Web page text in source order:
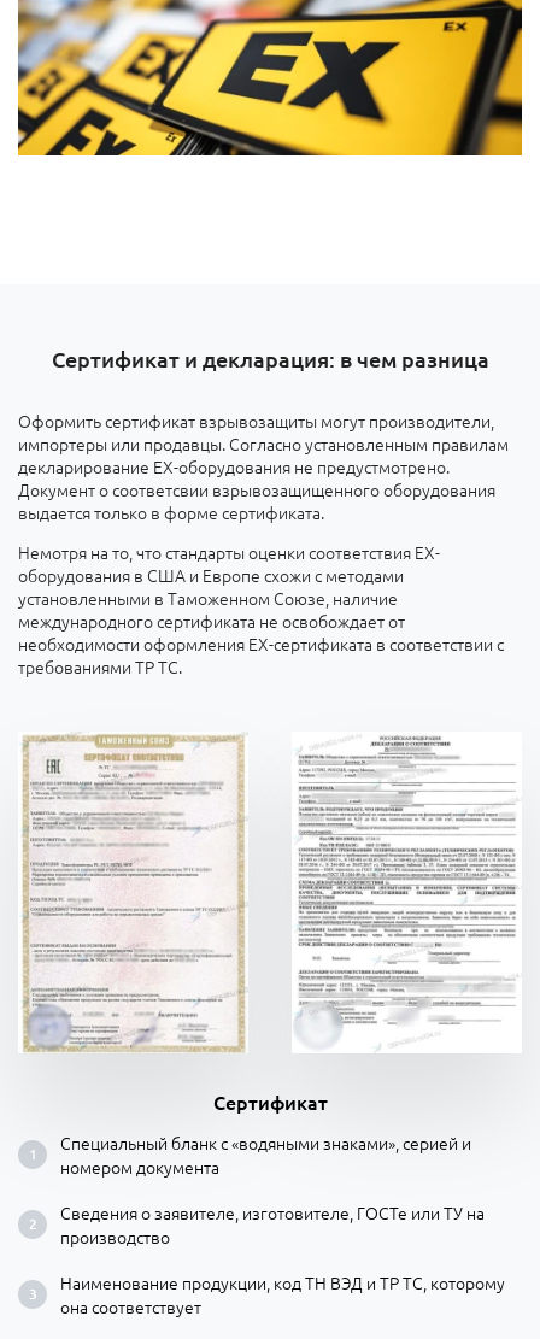
Сертификат и декларация: в чем разница
Оформить сертификат взрывозащиты могут производители,
импортеры или продавцы. Согласно установленным правилам
декларирование ЕХ-оборудования не предустмотрено.
Документ о соответсвии взрывозащищенного оборудования
выдается только в форме сертификата.
Немотря на то, что стандарты оценки соответствия ЕХ-
оборудования в США и Европе схожи с методами
установленными в Таможенном Союзе, наличие
международного сертификата не освобождает от
необходимости оформления ЕХ-сертификата в соответствии с
требованиями ТР ТС.
Сертификат
Специальный бланк с «водяными знаками», серией и
номером документа
Сведения о заявителе, изготовителе, ГОСТе или ТУ на
производство
Наименование продукции, код ТН ВЭД и ТР ТС, которому
она соответствует